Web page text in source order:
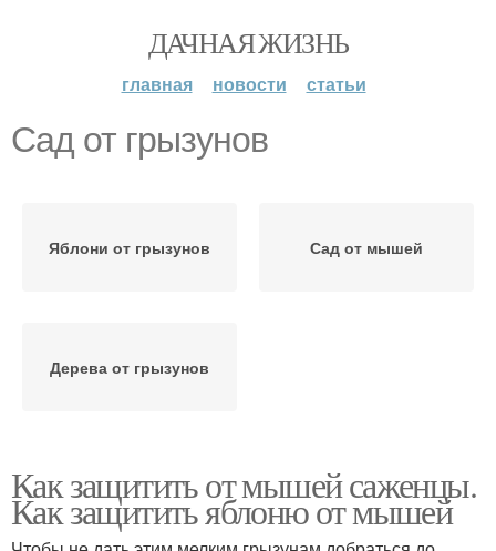
ДАЧНАЯ ЖИЗНЬ
главная новости статьи
Сад от грызунов
Яблони от грызунов Сад от мышей
Дерева от грызунов
Как защитить от мышей саженцы.
Как защитить яблоню от мышей